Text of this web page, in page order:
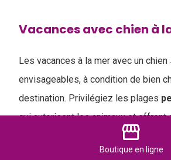
Vacances avec chien à
Les vacances à la mer avec un
envisageables, à condition de bien
destination. Privilégiez les plages
qui autorisent les animaux et offrent
zones ombragées, afin de garantir
storefront
Boutique en ligne